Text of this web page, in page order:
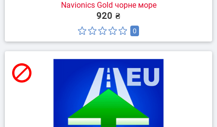
Navionics Gold чорне море
920 ₴
0